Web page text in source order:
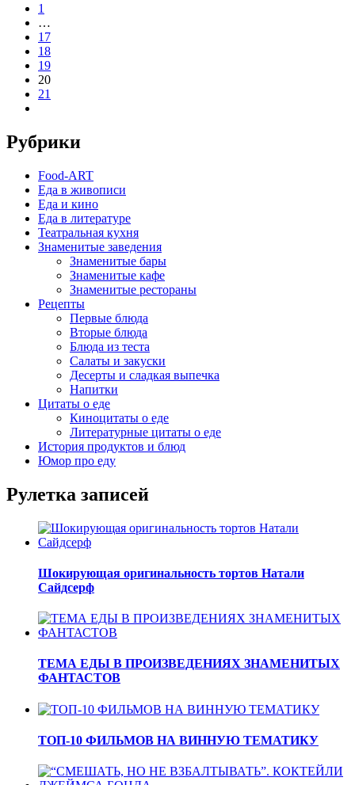
1
…
17
18
19
20
21
Рубрики
Food-ART
Еда в живописи
Еда и кино
Еда в литературе
Театральная кухня
Знаменитые заведения
Знаменитые бары
Знаменитые кафе
Знаменитые рестораны
Рецепты
Первые блюда
Вторые блюда
Блюда из теста
Салаты и закуски
Десерты и сладкая выпечка
Напитки
Цитаты о еде
Киноцитаты о еде
Литературные цитаты o еде
История продуктов и блюд
Юмор про еду
Рулетка записей
Шокирующая оригинальность тортов Натали
Сайдсерф
ТЕМА ЕДЫ В ПРОИЗВЕДЕНИЯХ ЗНАМЕНИТЫХ
ФАНТАСТОВ
ТОП-10 ФИЛЬМОВ НА ВИННУЮ ТЕМАТИКУ